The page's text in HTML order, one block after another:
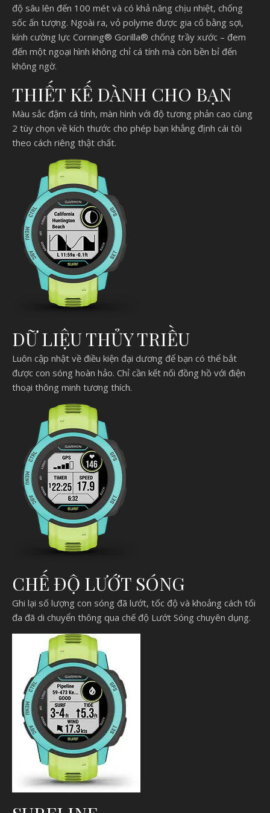
độ sâu lên đến 100 mét và có khả năng chịu nhiệt, chống
sốc ấn tượng. Ngoài ra, vỏ polyme được gia cố bằng sợi,
kính cường lực Corning® Gorilla® chống trầy xước – đem
đến một ngoại hình không chỉ cá tính mà còn bền bỉ đến
không ngờ.
THIẾT KẾ DÀNH CHO BẠN
Màu sắc đậm cá tính, màn hình với độ tương phản cao cùng
2 tùy chọn về kích thước cho phép bạn khẳng định cái tôi
theo cách riêng thật chất.
DỮ LIỆU THỦY TRIỀU
Luôn cập nhật về điều kiện đại dương để bạn có thể bắt
được con sóng hoàn hảo. Chỉ cần kết nối đồng hồ với điện
thoại thông minh tương thích.
CHẾ ĐỘ LƯỚT SÓNG
Ghi lại số lượng con sóng đã lướt, tốc độ và khoảng cách tối
đa đã di chuyển thông qua chế độ Lướt Sóng chuyên dụng.